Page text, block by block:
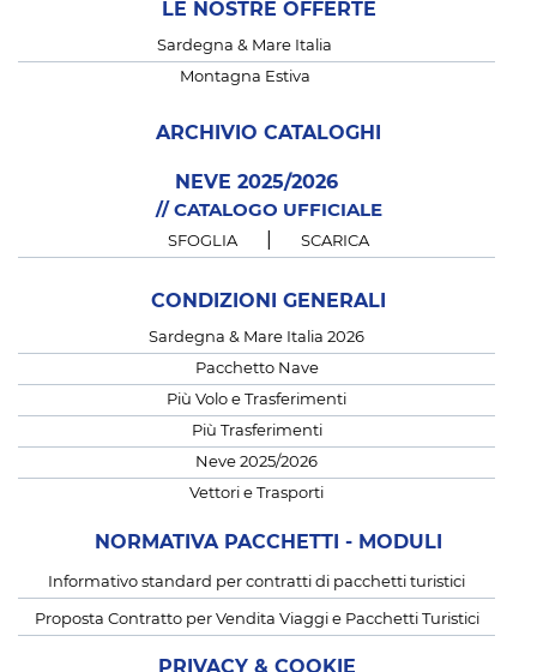
LE NOSTRE OFFERTE
Sardegna & Mare Italia
Montagna Estiva
ARCHIVIO CATALOGHI
NEVE 2025/2026
// CATALOGO UFFICIALE
SFOGLIA SCARICA
CONDIZIONI GENERALI
Sardegna & Mare Italia 2026
Pacchetto Nave
Più Volo e Trasferimenti
Più Trasferimenti
Neve 2025/2026
Vettori e Trasporti
NORMATIVA PACCHETTI - MODULI
Informativo standard per contratti di pacchetti turistici
Proposta Contratto per Vendita Viaggi e Pacchetti Turistici
PRIVACY & COOKIE